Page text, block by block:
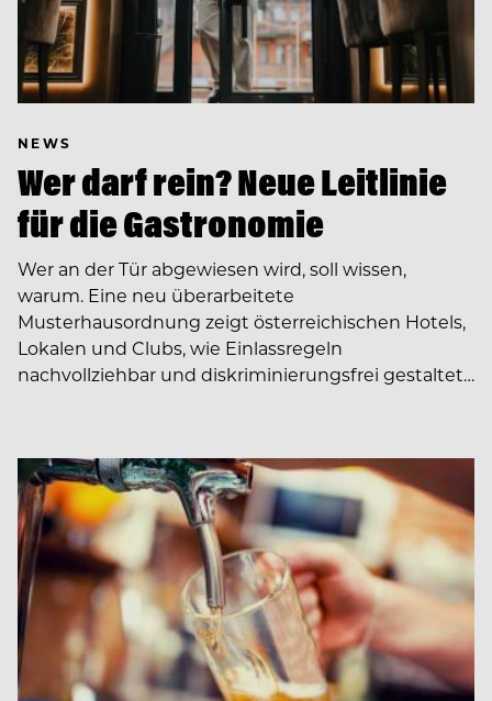
NEWS
Wer darf rein? Neue Leitlinie
für die Gastronomie
Wer an der Tür abgewiesen wird, soll wissen,
warum. Eine neu überarbeitete
Musterhausordnung zeigt österreichischen Hotels,
Lokalen und Clubs, wie Einlassregeln
nachvollziehbar und diskriminierungsfrei gestaltet…